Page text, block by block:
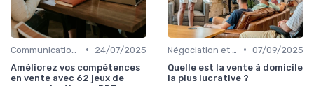
•
24/07/2025
Améliorez vos compétences
en vente avec 62 jeux de
• 07/09/2025
Quelle est la vente à domicile
la plus lucrative ?